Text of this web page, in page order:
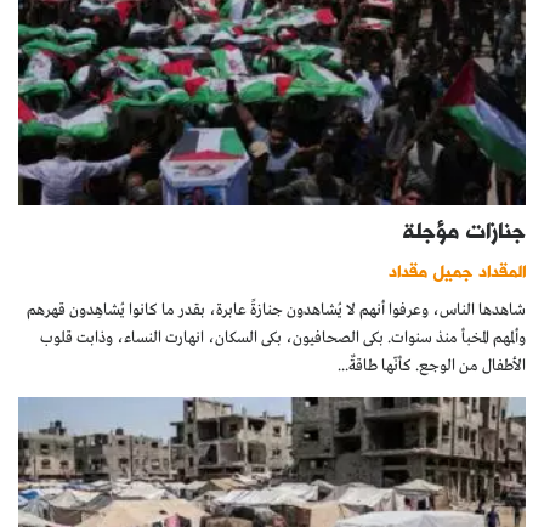
جنازات مؤجلة
المقداد جميل مقداد
شاهدها الناس، وعرفوا أنهم لا يُشاهدون جنازةً عابرة، بقدر ما كانوا يُشاهِدون قهرهم
وألمهم المخبأ منذ سنوات. بكى الصحافيون، بكى السكان، انهارت النساء، وذابت قلوب
الأطفال من الوجع. كأنّها طاقةٌ...